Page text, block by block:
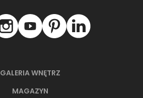
GALERIA WNĘTRZ
MAGAZYN